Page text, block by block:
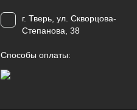
г. Тверь, ул. Скворцова-
Степанова, 38
Способы оплаты: